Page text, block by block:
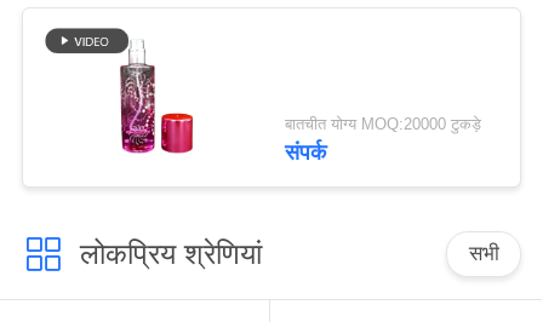
साइटमैप
PRIVACY
POLICY
बातचीत योग्य MOQ:20000 टुकड़े
संपर्क
लोकप्रिय श्रेणियां सभी